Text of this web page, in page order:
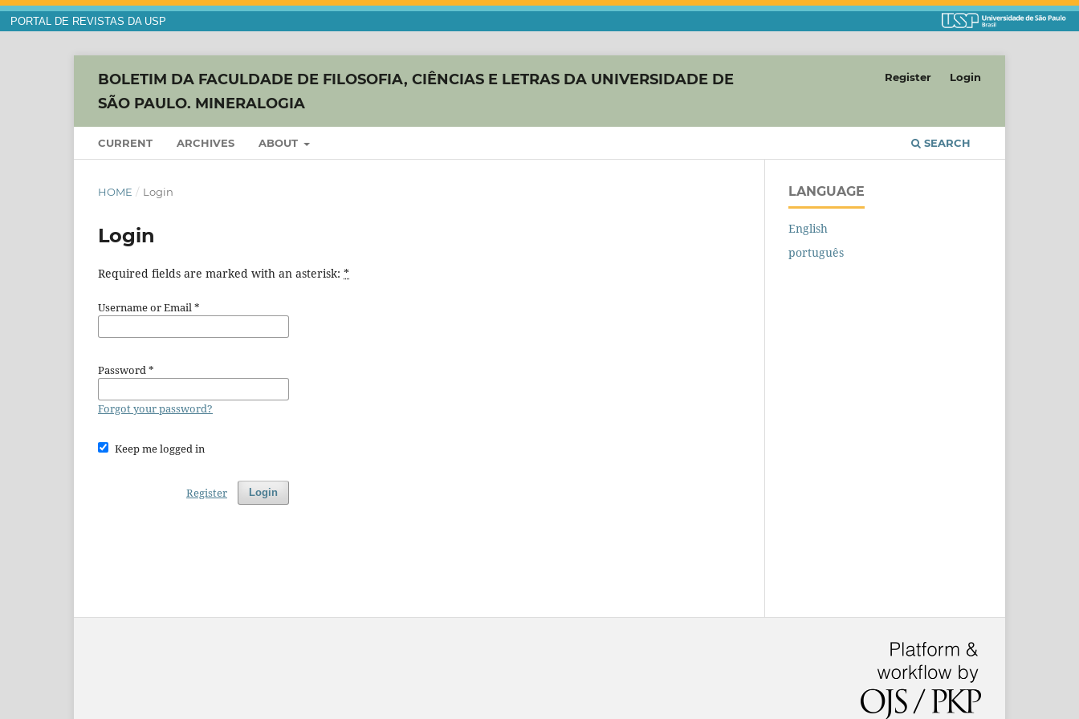
PORTAL DE REVISTAS DA USP
BOLETIM DA FACULDADE DE FILOSOFIA, CIÊNCIAS E LETRAS DA UNIVERSIDADE DE
SÃO PAULO. MINERALOGIA
CURRENT ARCHIVES ABOUT SEARCH
Register Login
HOME / Login
Login
Required fields are marked with an asterisk: *
Username or Email*
Password*
Forgot your password?
Keep me logged in
Login
Register
LANGUAGE
English
português